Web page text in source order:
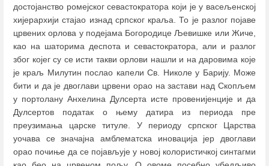
достојанство ромејског севастократора који је у васељенској
хијерархији стајао изнад српског краља. То је разлог појаве
црвених орлова у подејама Богородице Љевишке или Жиче,
као на шаторима деспота и севастократора, али и разлог
због којег су се исти такви орлови нашли и на даровима које
је краљ Милутин послао капели Св. Николе у Барију. Може
бити и да је двоглави црвени орао на застави над Скопљем
у портолану Анхелина Дулсерта исте провенијенције и да
Дулсертов податак о њему датира из периода пре
преузимања царске титуле. У периоду српског Царства
уочава се значајна амблематска иновација јер двоглави
орао почиње да се појављује у новој колористичкој синтагми